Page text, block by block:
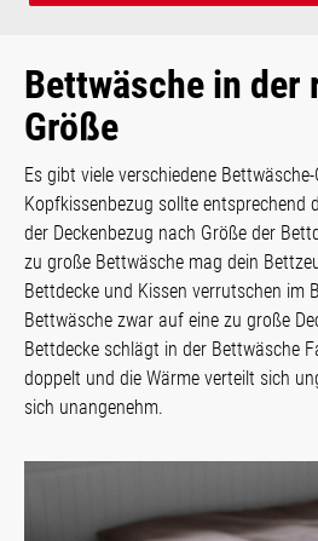
Bettwäsche in der
Größe
Es gibt viele verschiedene
Kopfkissenbezug sollte entsprechend
der Deckenbezug nach Größe der
zu große Bettwäsche mag dein
Bettdecke und Kissen verrutschen im
Bettwäsche zwar auf eine zu große
Bettdecke schlägt in der Bettwäsche
doppelt und die Wärme verteilt sich
sich unangenehm.